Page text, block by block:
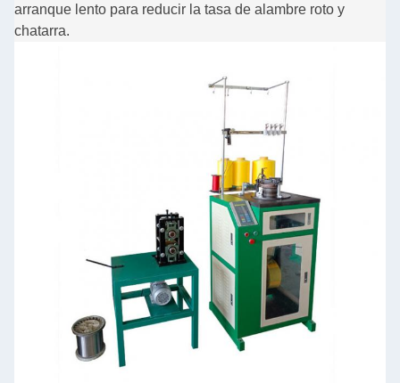
arranque lento para reducir la tasa de alambre roto y
chatarra.